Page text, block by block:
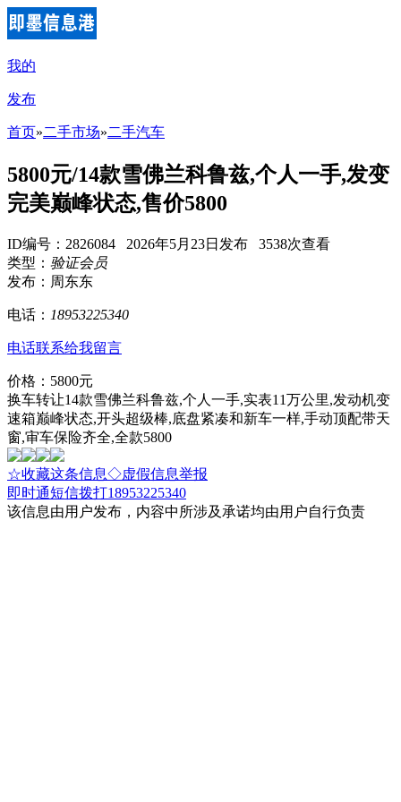
我的
发布
首页»二手市场»二手汽车
5800元/14款雪佛兰科鲁兹,个人一手,发变
完美巅峰状态,售价5800
ID编号：2826084 2026年5月23日发布 3538次查看
类型： 验证会员
发布：周东东
电话： 18953225340
电话联系给我留言
价格：5800元
换车转让14款雪佛兰科鲁兹,个人一手,实表11万公里,发动机变
速箱巅峰状态,开头超级棒,底盘紧凑和新车一样,手动顶配带天
窗,审车保险齐全,全款5800
☆收藏这条信息◇虚假信息举报
即时通短信拨打18953225340
该信息由用户发布，内容中所涉及承诺均由用户自行负责